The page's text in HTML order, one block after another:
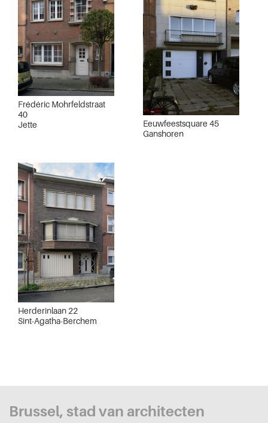
Frédéric Mohrfeldstraat
40
Jette
Eeuwfeestsquare 45
Ganshoren
Herderinlaan 22
Sint-Agatha-Berchem
Brussel, stad van architecten